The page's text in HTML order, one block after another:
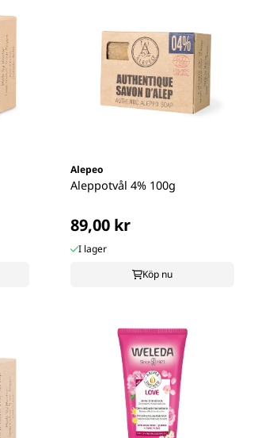
Alepeo
Aleppotvål 4% 100g
89,00 kr
I lager
Köp nu